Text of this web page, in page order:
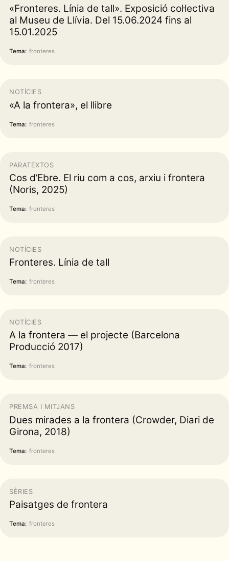
«Fronteres. Línia de tall». Exposició col·lectiva
al Museu de Llívia. Del 15.06.2024 fins al
15.01.2025
Tema: fronteres
NOTÍCIES
«A la frontera», el llibre
Tema: fronteres
PARATEXTOS
Cos d’Ebre. El riu com a cos, arxiu i frontera
(Noris, 2025)
Tema: fronteres
NOTÍCIES
Fronteres. Línia de tall
Tema: fronteres
NOTÍCIES
A la frontera — el projecte (Barcelona
Producció 2017)
Tema: fronteres
PREMSA I MITJANS
Dues mirades a la frontera (Crowder, Diari de
Girona, 2018)
Tema: fronteres
SÈRIES
Paisatges de frontera
Tema: fronteres